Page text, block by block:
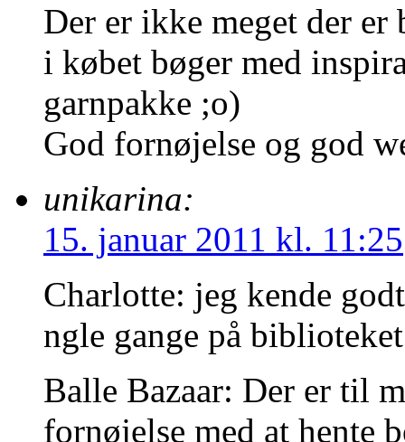
Der er ikke meget der er
i købet bøger med
garnpakke ;o)
God fornøjelse og god
unikarina:
15. januar 2011 kl. 11:25
Charlotte: jeg kende
ngle gange på
Balle Bazaar: Der er til
fornøjelse med at hente